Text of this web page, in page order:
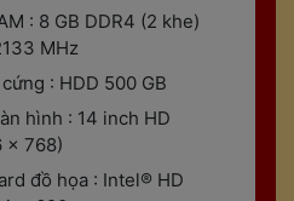
: 8 GB DDR4 (2 khe)
MHz
cứng : HDD 500 GB
hình : 14 inch HD
x 768)
đồ họa : Intel® HD